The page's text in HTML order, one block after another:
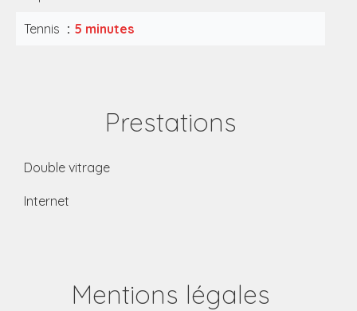
Tennis 5 minutes
Prestations
Double vitrage
Internet
Mentions légales